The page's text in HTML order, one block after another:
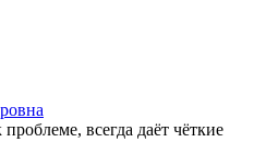
всегда даёт чёткие